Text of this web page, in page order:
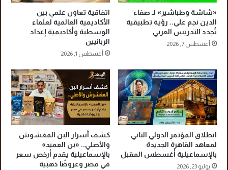
س
ا
ل
ل
أ
مٍّ
خ
ت
ا
ر
:
ح
و
ل
ح
ب
ا
ل
أ
م
ر
ي
«شاشة وطباشير» لـ صفاء
الدين نجم علي.. رؤية تطبيقية
تُجدد التدريس العربي
أغسطس 7, 2026
اتفاقية تعاون علمي بين
الأكاديمية العالمية لعلماء
الوسطية وأكاديمية إعداد
الربانيين
أغسطس 1, 2026
انطلاق المؤتمر الدولي الثاني
لمعاهد القاهرة الجديدة
بالإسماعيلية أغسطس المقبل
يوليو 23, 2026
كشف أسرار البن المغشوش
والأصلي.. «بن العميد»
بالإسماعيلية يقدم أرخص سعر
في مصر وعروضًا ذهبية